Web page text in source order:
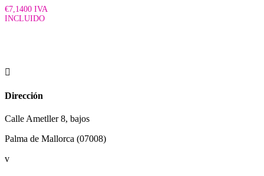
€7,1400 IVA
INCLUIDO

Dirección
Calle Ametller 8, bajos
Palma de Mallorca (07008)
v